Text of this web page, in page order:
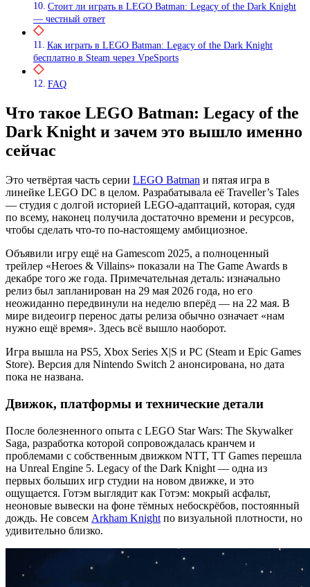
Стоит ли играть в LEGO Batman: Legacy of the Dark Knight
— честный ответ
Как играть в LEGO Batman: Legacy of the Dark Knight
бесплатно в Steam через VpeSports
FAQ
Что такое LEGO Batman: Legacy of the
Dark Knight и зачем это вышло именно
сейчас
Это четвёртая часть серии LEGO Batman и пятая игра в
линейке LEGO DC в целом. Разрабатывала её Traveller’s Tales
— студия с долгой историей LEGO-адаптаций, которая, судя
по всему, наконец получила достаточно времени и ресурсов,
чтобы сделать что-то по-настоящему амбициозное.
Объявили игру ещё на Gamescom 2025, а полноценный
трейлер «Heroes & Villains» показали на The Game Awards в
декабре того же года. Примечательная деталь: изначально
релиз был запланирован на 29 мая 2026 года, но его
неожиданно передвинули на неделю вперёд — на 22 мая. В
мире видеоигр перенос даты релиза обычно означает «нам
нужно ещё время». Здесь всё вышло наоборот.
Игра вышла на PS5, Xbox Series X|S и PC (Steam и Epic Games
Store). Версия для Nintendo Switch 2 анонсирована, но дата
пока не названа.
Движок, платформы и технические детали
После болезненного опыта с LEGO Star Wars: The Skywalker
Saga, разработка которой сопровождалась кранчем и
проблемами с собственным движком NTT, TT Games перешла
на Unreal Engine 5. Legacy of the Dark Knight — одна из
первых больших игр студии на новом движке, и это
ощущается. Готэм выглядит как Готэм: мокрый асфальт,
неоновые вывески на фоне тёмных небоскрёбов, постоянный
дождь. Не совсем Arkham Knight по визуальной плотности, но
удивительно близко.